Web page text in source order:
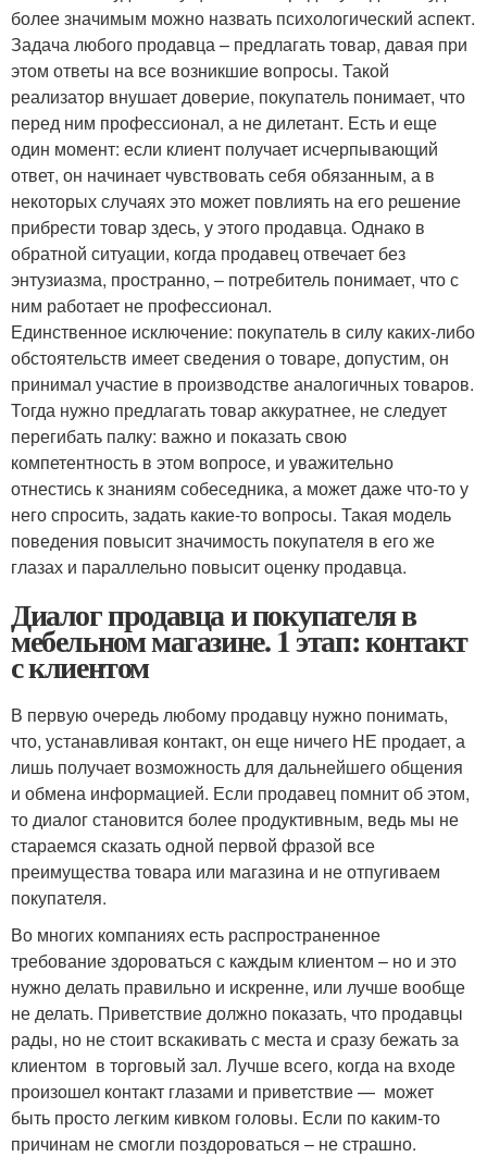
более значимым можно назвать психологический аспект.
Задача любого продавца – предлагать товар, давая при
этом ответы на все возникшие вопросы. Такой
реализатор внушает доверие, покупатель понимает, что
перед ним профессионал, а не дилетант. Есть и еще
один момент: если клиент получает исчерпывающий
ответ, он начинает чувствовать себя обязанным, а в
некоторых случаях это может повлиять на его решение
прибрести товар здесь, у этого продавца. Однако в
обратной ситуации, когда продавец отвечает без
энтузиазма, пространно, – потребитель понимает, что с
ним работает не профессионал.
Единственное исключение: покупатель в силу каких-либо
обстоятельств имеет сведения о товаре, допустим, он
принимал участие в производстве аналогичных товаров.
Тогда нужно предлагать товар аккуратнее, не следует
перегибать палку: важно и показать свою
компетентность в этом вопросе, и уважительно
отнестись к знаниям собеседника, а может даже что-то у
него спросить, задать какие-то вопросы. Такая модель
поведения повысит значимость покупателя в его же
глазах и параллельно повысит оценку продавца.
Диалог продавца и покупателя в
мебельном магазине. 1 этап: контакт
с клиентом
В первую очередь любому продавцу нужно понимать,
что, устанавливая контакт, он еще ничего НЕ продает, а
лишь получает возможность для дальнейшего общения
и обмена информацией. Если продавец помнит об этом,
то диалог становится более продуктивным, ведь мы не
стараемся сказать одной первой фразой все
преимущества товара или магазина и не отпугиваем
покупателя.
Во многих компаниях есть распространенное
требование здороваться с каждым клиентом – но и это
нужно делать правильно и искренне, или лучше вообще
не делать. Приветствие должно показать, что продавцы
рады, но не стоит вскакивать с места и сразу бежать за
клиентом в торговый зал. Лучше всего, когда на входе
произошел контакт глазами и приветствие — может
быть просто легким кивком головы. Если по каким-то
причинам не смогли поздороваться – не страшно.